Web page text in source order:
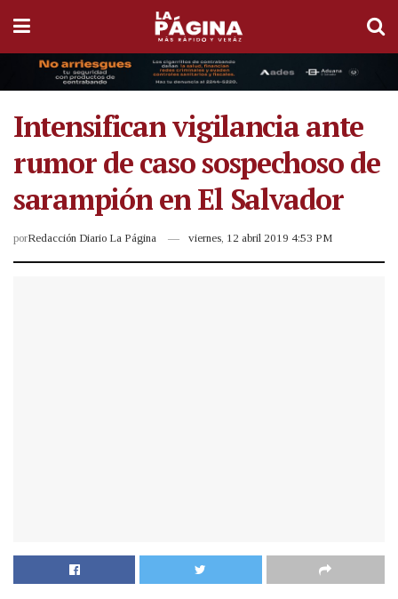
Intensifican vigilancia ante
rumor de caso sospechoso de
sarampión en El Salvador
porRedacción Diario La Página viernes, 12 abril 2019 4:53 PM